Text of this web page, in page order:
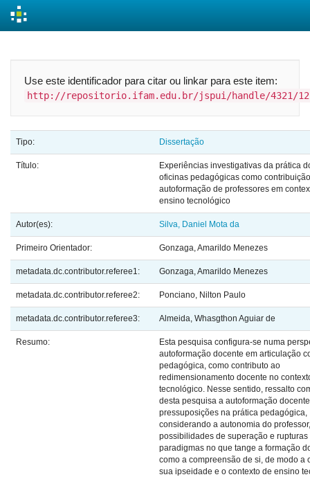
Use este identificador para citar ou linkar para este item:
http://repositorio.ifam.edu.br/jspui/handle/4321/
Tipo: Dissertação
Título:
Experiências investigativas da prática
oficinas pedagógicas como
autoformação de professores em
ensino tecnológico
Autor(es): Silva, Daniel Mota da
Primeiro Orientador: Gonzaga, Amarildo Menezes
metadata.dc.contributor.referee1: Gonzaga, Amarildo Menezes
metadata.dc.contributor.referee2: Ponciano, Nilton Paulo
metadata.dc.contributor.referee3: Almeida, Whasgthon Aguiar de
Resumo:
Esta pesquisa configura-se numa
autoformação docente em articulação
pedagógica, como contributo ao
redimensionamento docente no
tecnológico. Nesse sentido, ressalto
desta pesquisa a autoformação
pressuposições na prática pedagógica,
considerando a autonomia do
possibilidades de superação e rupturas
paradigmas no que tange a formação
como a compreensão de si, de modo a
sua ipseidade e o contexto de ensino